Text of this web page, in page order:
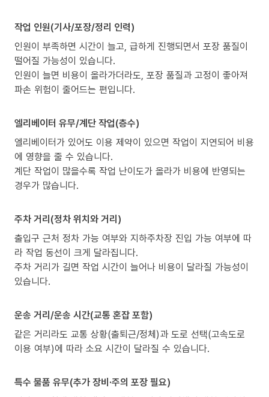
작업 인원(기사/포장/정리 인력)
인원이 부족하면 시간이 늘고, 급하게 진행되면서 포장 품질이
떨어질 가능성이 있습니다.
인원이 늘면 비용이 올라가더라도, 포장 품질과 고정이 좋아져
파손 위험이 줄어드는 편입니다.
엘리베이터 유무/계단 작업(층수)
엘리베이터가 있어도 이용 제약이 있으면 작업이 지연되어 비용
에 영향을 줄 수 있습니다.
계단 작업이 많을수록 작업 난이도가 올라가 비용에 반영되는
경우가 많습니다.
주차 거리(정차 위치와 거리)
출입구 근처 정차 가능 여부와 지하주차장 진입 가능 여부에 따
라 작업 동선이 크게 달라집니다.
주차 거리가 길면 작업 시간이 늘어나 비용이 달라질 가능성이
있습니다.
운송 거리/운송 시간(교통 혼잡 포함)
같은 거리라도 교통 상황(출퇴근/정체)과 도로 선택(고속도로
이용 여부)에 따라 소요 시간이 달라질 수 있습니다.
특수 물품 유무(추가 장비·주의 포장 필요)